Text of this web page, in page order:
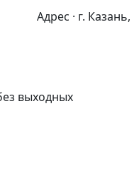
Адрес · г. Казань,
выходных